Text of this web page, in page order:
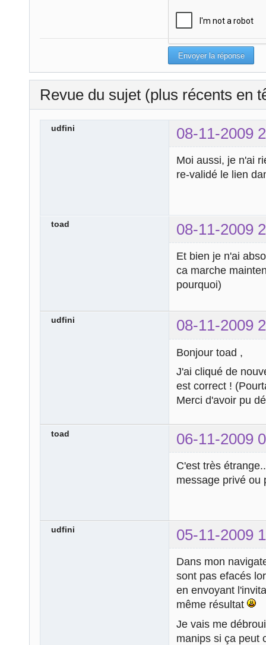
Revue du sujet (plus récents en
udfini 08-11-2009
Moi aussi, je n'ai
re-validé le lien
toad 08-11-2009
Et bien je n'ai
ca marche
pourquoi)
udfini 08-11-2009
Bonjour toad ,
J'ai cliqué de
est correct !
Merci d'avoir pu
toad 06-11-2009
C'est très
message privé ou
udfini 05-11-2009
Dans mon
sont pas efacés
en envoyant
même résultat
Je vais me
manips si ça peut